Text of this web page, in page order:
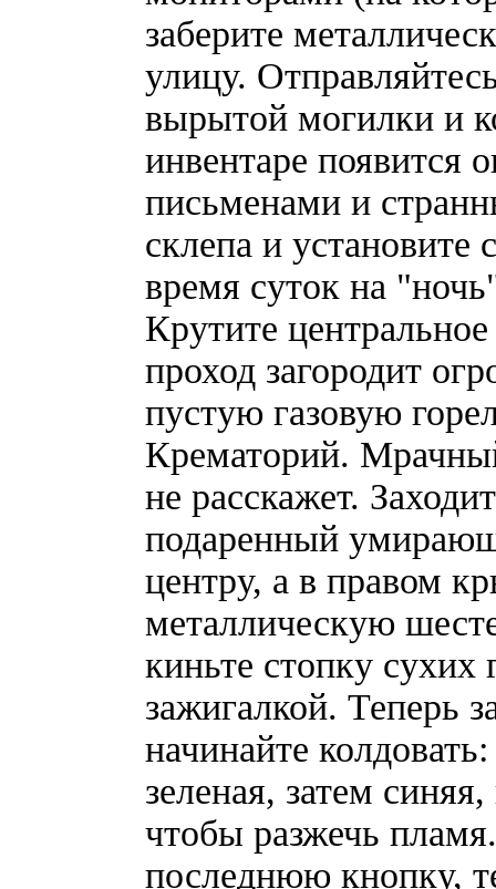
заберите
улицу.
вырытой могилки и
инвентаре появится
письменами и
склепа и установите
время суток на
Крутите
проход загородит
пустую газовую
Крематорий.
не расскажет.
подаренный
центру, а в правом
металлическую
киньте стопку сухих
зажигалкой. Теперь
начинайте
зеленая, затем
чтобы разжечь
последнюю кнопку,